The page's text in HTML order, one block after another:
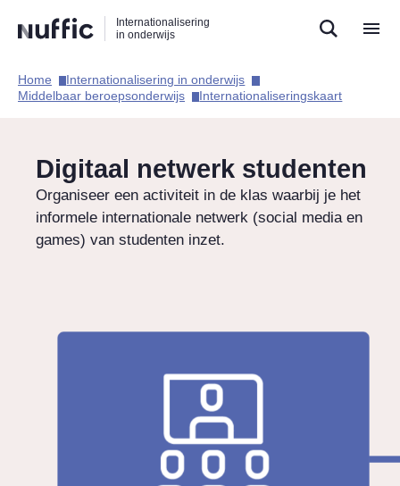
naar
zoekfunctie
naar
hoofdnavigatie
naar
inhoud
Internationalisering
in onderwijs
Hoofdnavigatie
Home​
Internationalisering in onderwijs​
Middelbaar beroepsonderwijs​
Internationaliseringskaart​
Digitaal netwerk studenten
Organiseer een activiteit in de klas waarbij je het
informele internationale netwerk (social media en
games) van studenten inzet.